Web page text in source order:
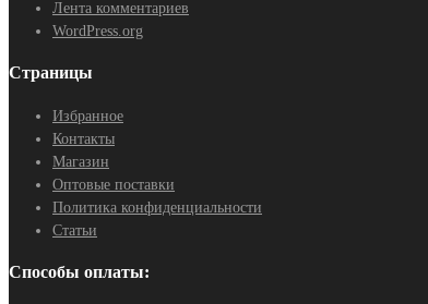
Лента комментариев
WordPress.org
Страницы
Избранное
Контакты
Магазин
Оптовые поставки
Политика конфиденциальности
Статьи
Способы оплаты: